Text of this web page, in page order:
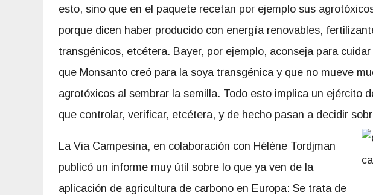
esto, sino que en el paquete recetan por ejemplo sus
porque dicen haber producido con energía renovables,
transgénicos, etcétera. Bayer, por ejemplo, aconseja para
que Monsanto creó para la soya transgénica y que no mueve
agrotóxicos al sembrar la semilla. Todo esto implica un ejército
que controlar, verificar, etcétera, y de hecho pasan a decidir
La Via Campesina, en colaboración con Héléne Tordjman
publicó un informe muy útil sobre lo que ya ven de la
aplicación de agricultura de carbono en Europa: Se trata de